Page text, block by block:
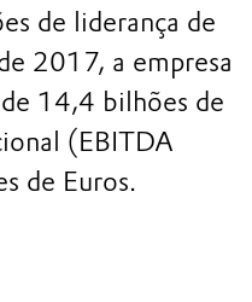
de liderança de
2017, a empresa
14,4 bilhões de
(EBITDA
de Euros.